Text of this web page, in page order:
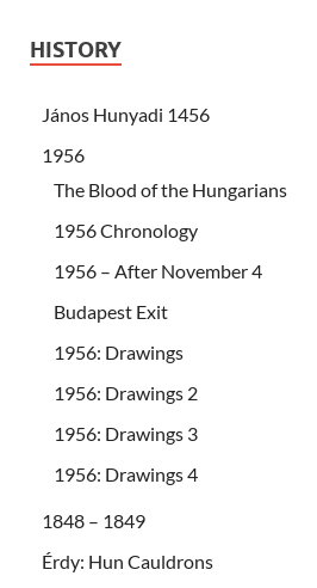
HISTORY
János Hunyadi 1456
1956
The Blood of the Hungarians
1956 Chronology
1956 – After November 4
Budapest Exit
1956: Drawings
1956: Drawings 2
1956: Drawings 3
1956: Drawings 4
1848 – 1849
Érdy: Hun Cauldrons